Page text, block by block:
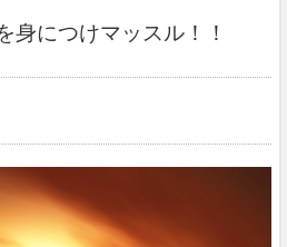
身につけマッスル！！